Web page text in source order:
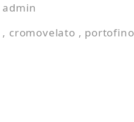
admin
, cromovelato , portofino